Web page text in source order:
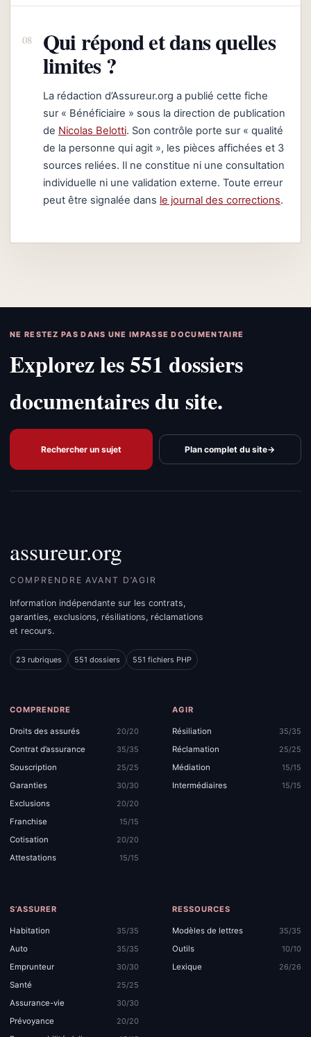
Qui répond et dans quelles
limites ?
La rédaction d’Assureur.org a publié cette fiche
sur « Bénéficiaire » sous la direction de publication
de Nicolas Belotti. Son contrôle porte sur « qualité
de la personne qui agit », les pièces affichées et 3
sources reliées. Il ne constitue ni une consultation
individuelle ni une validation externe. Toute erreur
peut être signalée dans le journal des corrections.
NE RESTEZ PAS DANS UNE IMPASSE DOCUMENTAIRE
Explorez les 551 dossiers
documentaires du site.
Rechercher un sujet Plan complet du site→
assureur.org
COMPRENDRE AVANT D’AGIR
Information indépendante sur les contrats,
garanties, exclusions, résiliations, réclamations
et recours.
23 rubriques 551 dossiers 551 fichiers PHP
COMPRENDRE
Droits des assurés
20/20
Contrat d’assurance
35/35
Souscription
25/25
Garanties
30/30
Exclusions
20/20
Franchise
15/15
Cotisation
20/20
Attestations
15/15
AGIR
Résiliation
35/35
Réclamation
25/25
Médiation
15/15
Intermédiaires
15/15
S’ASSURER
Habitation
35/35
Auto
35/35
Emprunteur
30/30
Santé
25/25
Assurance-vie
30/30
Prévoyance
20/20
RESSOURCES
Modèles de lettres
35/35
Outils
10/10
Lexique
26/26